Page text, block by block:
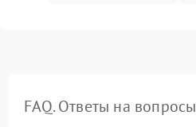
FAQ. Ответы на вопросы